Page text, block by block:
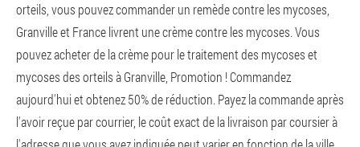
orteils, vous pouvez commander un remède contre les mycoses,
Granville et France livrent une crème contre les mycoses. Vous
pouvez acheter de la crème pour le traitement des mycoses et
mycoses des orteils à Granville, Promotion ! Commandez
aujourd'hui et obtenez 50% de réduction. Payez la commande après
l'avoir reçue par courrier, le coût exact de la livraison par coursier à